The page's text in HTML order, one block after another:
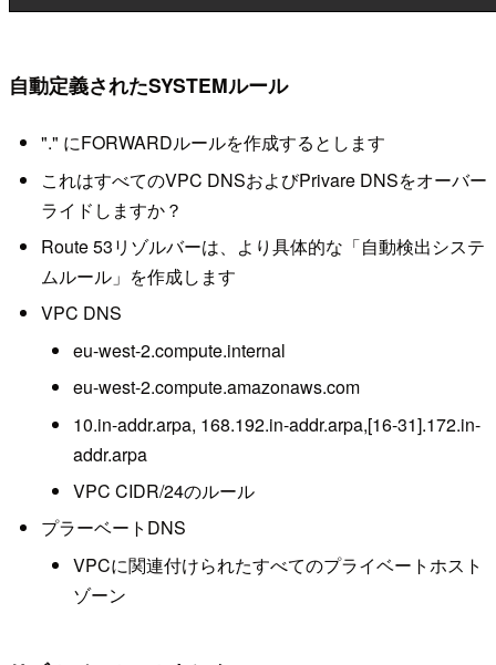
自動定義されたSYSTEMルール
"." にFORWARDルールを作成するとします
これはすべてのVPC DNSおよびPrivare DNSをオーバー
ライドしますか？
Route 53リゾルバーは、より具体的な「自動検出システ
ムルール」を作成します
VPC DNS
eu-west-2.compute.internal
eu-west-2.compute.amazonaws.com
10.in-addr.arpa, 168.192.in-addr.arpa,[16-31].172.in-
addr.arpa
VPC CIDR/24のルール
プラーベートDNS
VPCに関連付けられたすべてのプライベートホスト
ゾーン